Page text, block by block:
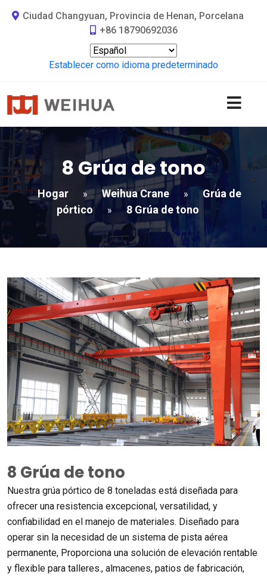
Ciudad Changyuan, Provincia de Henan, Porcelana
+86 18790692036
Establecer como idioma predeterminado
8 Grúa de tono
Hogar » Weihua Crane »
Grúa de
pórtico
» 8 Grúa de tono
8 Grúa de tono
Nuestra grúa pórtico de 8 toneladas está diseñada para
ofrecer una resistencia excepcional, versatilidad, y
confiabilidad en el manejo de materiales. Diseñado para
operar sin la necesidad de un sistema de pista aérea
permanente, Proporciona una solución de elevación rentable
y flexible para talleres., almacenes, patios de fabricación,